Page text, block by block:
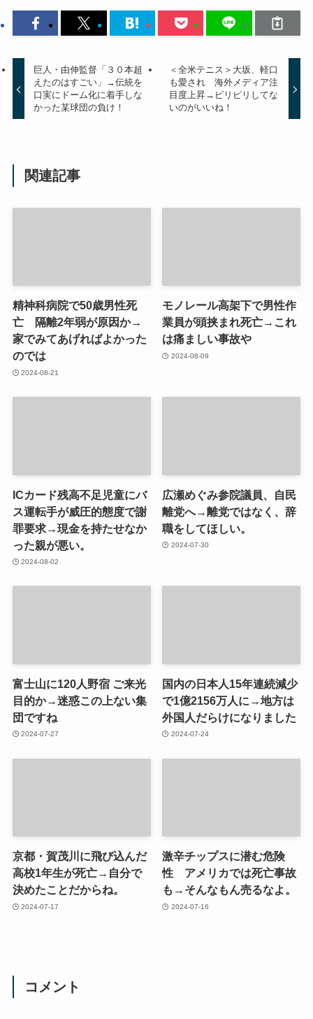
巨人・由伸監督「３０本超
えたのはすごい」→伝統を
口実にドーム化に着手しな
かった某球団の負け！
＜全米テニス＞大坂、軽口
も愛され 海外メディア注
目度上昇→ピリピリしてな
いのがいいね！
関連記事
精神科病院で50歳男性死
亡 隔離2年弱が原因か→
家でみてあげればよかった
のでは
2024-08-21
モノレール高架下で男性作
業員が頭挟まれ死亡→これ
は痛ましい事故や
2024-08-09
ICカード残高不足児童にバ
ス運転手が威圧的態度で謝
罪要求→現金を持たせなか
った親が悪い。
2024-08-02
広瀬めぐみ参院議員、自民
離党へ→離党ではなく、辞
職をしてほしい。
2024-07-30
富士山に120人野宿 ご来光
目的か→迷惑この上ない集
団ですね
2024-07-27
国内の日本人15年連続減少
で1億2156万人に→地方は
外国人だらけになりました
2024-07-24
京都・賀茂川に飛び込んだ
高校1年生が死亡→自分で
決めたことだからね。
2024-07-17
激辛チップスに潜む危険
性 アメリカでは死亡事故
も→そんなもん売るなよ。
2024-07-16
コメント